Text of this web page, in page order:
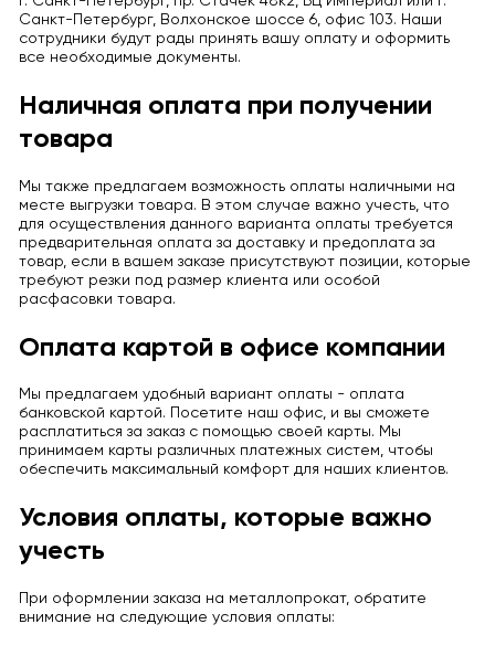
Санкт-Петербург, Волхонское шоссе 6, офис 103. Наши
сотрудники будут рады принять вашу оплату и оформить
все необходимые документы.
Наличная оплата при получении
товара
Мы также предлагаем возможность оплаты наличными на
месте выгрузки товара. В этом случае важно учесть, что
для осуществления данного варианта оплаты требуется
предварительная оплата за доставку и предоплата за
товар, если в вашем заказе присутствуют позиции, которые
требуют резки под размер клиента или особой
расфасовки товара.
Оплата картой в офисе компании
Мы предлагаем удобный вариант оплаты - оплата
банковской картой. Посетите наш офис, и вы сможете
расплатиться за заказ с помощью своей карты. Мы
принимаем карты различных платежных систем, чтобы
обеспечить максимальный комфорт для наших клиентов.
Условия оплаты, которые важно
учесть
При оформлении заказа на металлопрокат, обратите
внимание на следующие условия оплаты: